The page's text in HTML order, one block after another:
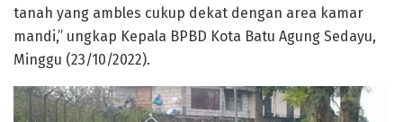
tanah yang ambles cukup dekat dengan area kamar
mandi,” ungkap Kepala BPBD Kota Batu Agung Sedayu,
Minggu (23/10/2022).